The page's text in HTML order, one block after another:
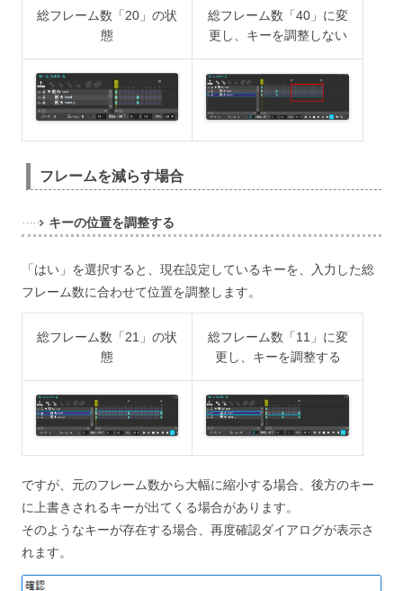
総フレーム数「20」の状
態
総フレーム数「40」に変
更し、キーを調整しない
フレームを減らす場合
キーの位置を調整する
「はい」を選択すると、現在設定しているキーを、入力した総
フレーム数に合わせて位置を調整します。
総フレーム数「21」の状
態
総フレーム数「11」に変
更し、キーを調整する
ですが、元のフレーム数から大幅に縮小する場合、後方のキー
に上書きされるキーが出てくる場合があります。
そのようなキーが存在する場合、再度確認ダイアログが表示さ
れます。